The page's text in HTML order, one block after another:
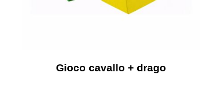
Gioco cavallo + drago